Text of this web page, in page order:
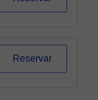
Reservar